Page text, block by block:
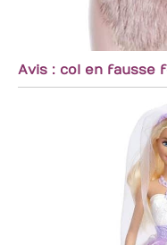
Avis : col en fausse